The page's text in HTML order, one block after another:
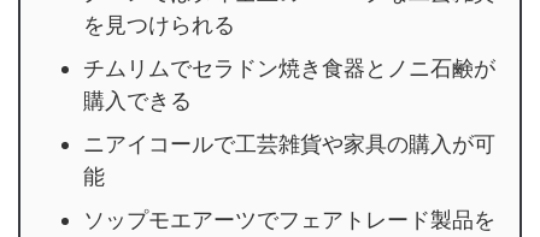
を見つけられる
チムリムでセラドン焼き食器とノニ石鹸が
購入できる
ニアイコールで工芸雑貨や家具の購入が可
能
ソップモエアーツでフェアトレード製品を